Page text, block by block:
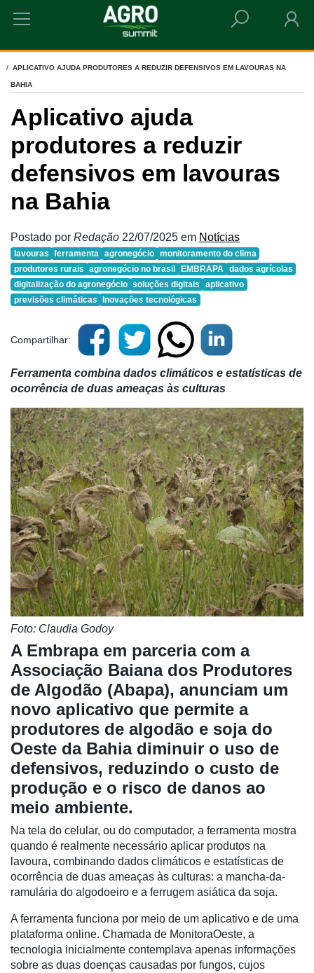
se
Minha
HOME
APLICATIVO AJUDA PRODUTORES A REDUZIR DEFENSIVOS EM LAVOURAS NA
BAHIA
Aplicativo ajuda
produtores a reduzir
defensivos em lavouras
na Bahia
Postado por Redação 22/07/2025 em Notícias
lavouras ferramenta agronegócio monitoramento do clima
produtores rurais agronegócio no brasil EMBRAPA dados agrícolas
digitalização do agronegócio soluções digitais
aplicativo
previsões climáticas
Inovações tecnológicas
Compartilhar:
Ferramenta combina dados climáticos e estatísticas de
ocorrência de duas ameaças às culturas
Foto: Claudia Godoy
A Embrapa em parceria com a
Associação Baiana dos Produtores
de Algodão (Abapa), anunciam um
novo aplicativo que permite a
produtores de algodão e soja do
Oeste da Bahia diminuir o uso de
defensivos, reduzindo o custo de
produção e o risco de danos ao
meio ambiente.
Na tela do celular, ou do computador, a ferramenta mostra
quando é realmente necessário aplicar produtos na
lavoura, combinando dados climáticos e estatísticas de
ocorrência de duas ameaças às culturas: a mancha-da-
ramulária do algodoeiro e a ferrugem asiática da soja.
A ferramenta funciona por meio de um aplicativo e de uma
plataforma online. Chamada de MonitoraOeste, a
tecnologia inicialmente contemplava apenas informações
sobre as duas doenças causadas por fungos, cujos